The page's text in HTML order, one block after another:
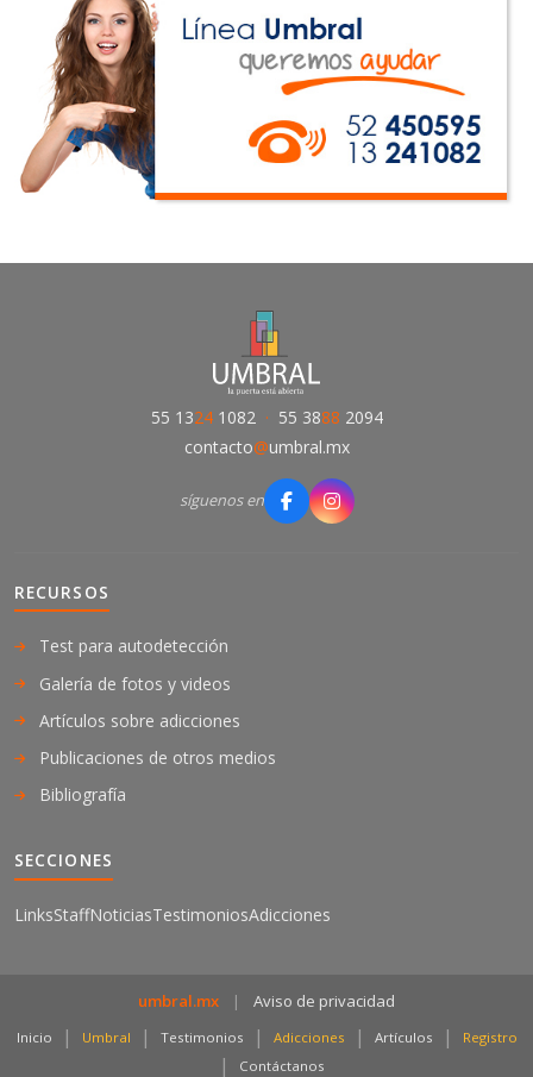
55 13241082 · 55 3888 2094
contacto@umbral.mx
síguenos en
RECURSOS
Test para autodetección
Galería de fotos y videos
Artículos sobre adicciones
Publicaciones de otros medios
Bibliografía
SECCIONES
LinksStaffNoticiasTestimoniosAdicciones
umbral.mx | Aviso de privacidad
Inicio | Umbral | Testimonios | Adicciones | Artículos | Registro
| Contáctanos